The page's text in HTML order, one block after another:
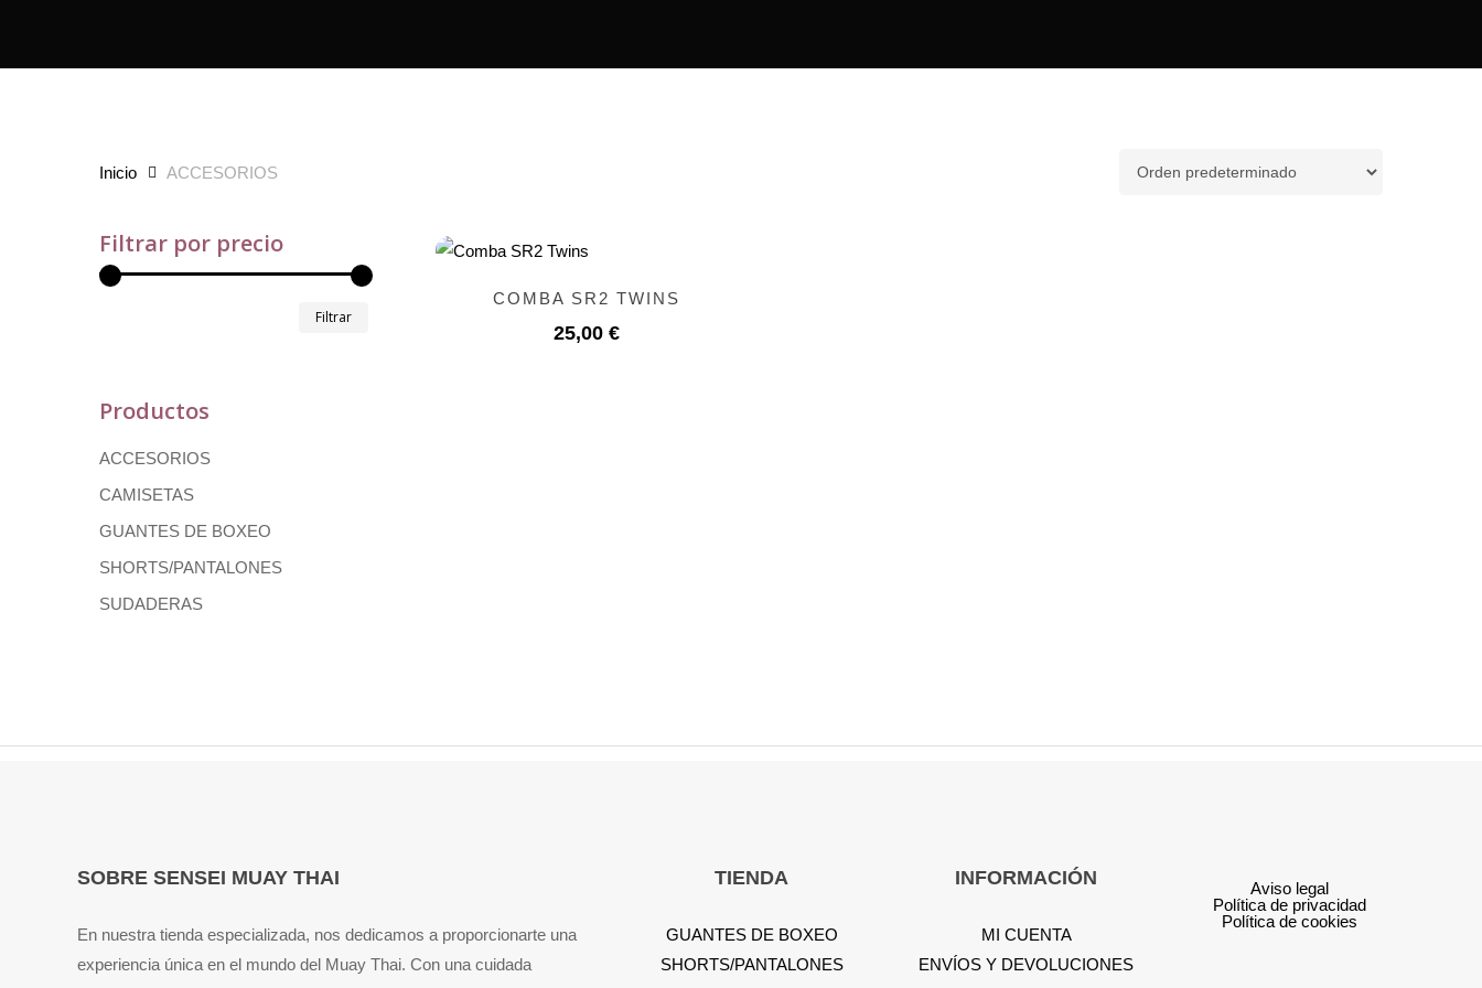
Inicio ACCESORIOS
Filtrar por precio
Filtrar
Productos
ACCESORIOS
CAMISETAS
GUANTES DE BOXEO
SHORTS/PANTALONES
SUDADERAS
COMBA SR2 TWINS
25,00 €
SOBRE SENSEI MUAY THAI
En nuestra tienda especializada, nos dedicamos a proporcionarte una
experiencia única en el mundo del Muay Thai. Con una cuidada
TIENDA
GUANTES DE BOXEO
SHORTS/PANTALONES
INFORMACIÓN
MI CUENTA
ENVÍOS Y DEVOLUCIONES
Aviso legal
Política de privacidad
Política de cookies